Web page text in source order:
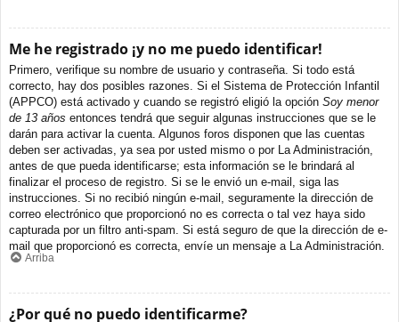
Me he registrado ¡y no me puedo identificar!
Primero, verifique su nombre de usuario y contraseña. Si todo está
correcto, hay dos posibles razones. Si el Sistema de Protección Infantil
(APPCO) está activado y cuando se registró eligió la opción Soy menor
de 13 años entonces tendrá que seguir algunas instrucciones que se le
darán para activar la cuenta. Algunos foros disponen que las cuentas
deben ser activadas, ya sea por usted mismo o por La Administración,
antes de que pueda identificarse; esta información se le brindará al
finalizar el proceso de registro. Si se le envió un e-mail, siga las
instrucciones. Si no recibió ningún e-mail, seguramente la dirección de
correo electrónico que proporcionó no es correcta o tal vez haya sido
capturada por un filtro anti-spam. Si está seguro de que la dirección de e-
mail que proporcionó es correcta, envíe un mensaje a La Administración.
Arriba
¿Por qué no puedo identificarme?